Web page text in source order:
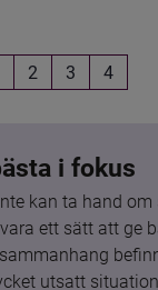
2 3 4
i fokus
kan ta hand om
ett sätt att ge
utsatt